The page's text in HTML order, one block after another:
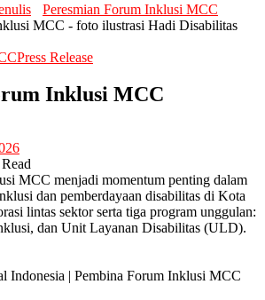
Peresmian Forum Inklusi MCC
Press Release
Inklusi MCC
MCC menjadi momentum penting dalam
dan pemberdayaan disabilitas di Kota
lintas sektor serta tiga program unggulan:
dan Unit Layanan Disabilitas (ULD).
Indonesia | Pembina Forum Inklusi MCC